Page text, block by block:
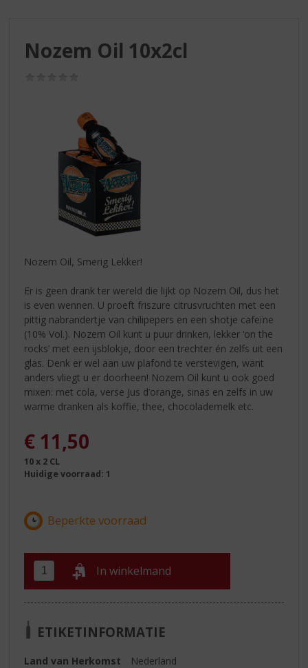
Nozem Oil 10x2cl
Nozem Oil, Smerig Lekker!
Er is geen drank ter wereld die lijkt op Nozem Oil, dus het
is even wennen. U proeft friszure citrusvruchten met een
pittig nabrandertje van chilipepers en een shotje cafeïne
(10% Vol.). Nozem Oil kunt u puur drinken, lekker ‘on the
rocks’ met een ijsblokje, door een trechter én zelfs uit een
glas. Denk er wel aan uw plafond te verstevigen, want
anders vliegt u er doorheen! Nozem Oil kunt u ook goed
mixen: met cola, verse Jus d’orange, sinas en zelfs in uw
warme dranken als koffie, thee, chocolademelk etc.
€ 11,50
10 x 2 CL
Huidige voorraad: 1
In winkelmand
ETIKETINFORMATIE
Land van Herkomst
Nederland